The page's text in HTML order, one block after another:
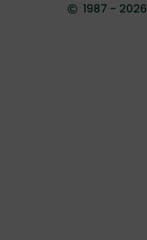
1987 - 2026